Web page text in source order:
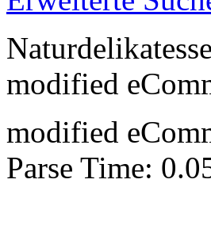
modified
modified
Parse Time: